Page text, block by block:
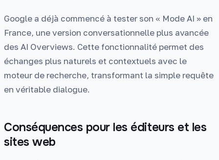
Google a déjà commencé à tester son « Mode AI » en
France, une version conversationnelle plus avancée
des AI Overviews. Cette fonctionnalité permet des
échanges plus naturels et contextuels avec le
moteur de recherche, transformant la simple requête
en véritable dialogue.
Conséquences pour les éditeurs et les
sites web